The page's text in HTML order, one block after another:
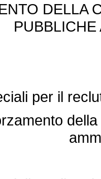
DELLA
per il